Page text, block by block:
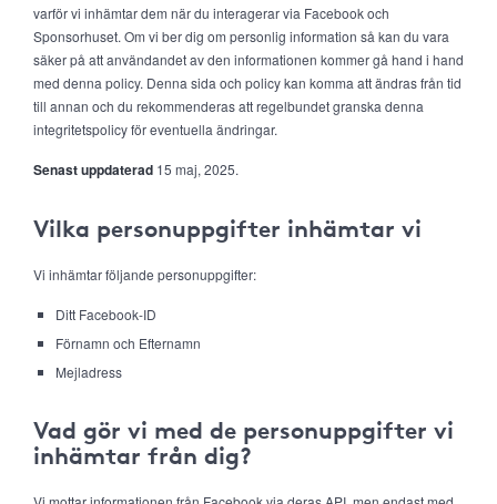
varför vi inhämtar dem när du interagerar via Facebook och
Sponsorhuset. Om vi ber dig om personlig information så kan du vara
säker på att användandet av den informationen kommer gå hand i hand
med denna policy. Denna sida och policy kan komma att ändras från tid
till annan och du rekommenderas att regelbundet granska denna
integritetspolicy för eventuella ändringar.
Senast uppdaterad 15 maj, 2025.
Vilka personuppgifter inhämtar vi
Vi inhämtar följande personuppgifter:
Ditt Facebook-ID
Förnamn och Efternamn
Mejladress
Vad gör vi med de personuppgifter vi
inhämtar från dig?